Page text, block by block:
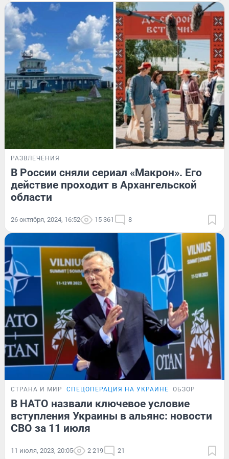
РАЗВЛЕЧЕНИЯ
В России сняли сериал «Макрон». Его
действие проходит в Архангельской
области
26 октября, 2024, 16:52 15 361 8
СТРАНА И МИР СПЕЦОПЕРАЦИЯ НА УКРАИНЕ ОБЗОР
В НАТО назвали ключевое условие
вступления Украины в альянс: новости
СВО за 11 июля
11 июля, 2023, 20:05 2 219 21